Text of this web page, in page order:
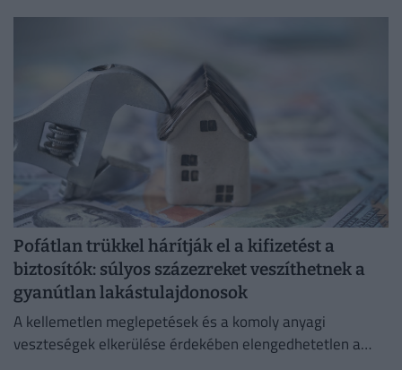
Pofátlan trükkel hárítják el a kifizetést a
biztosítók: súlyos százezreket veszíthetnek a
gyanútlan lakástulajdonosok
A kellemetlen meglepetések és a komoly anyagi
veszteségek elkerülése érdekében elengedhetetlen a